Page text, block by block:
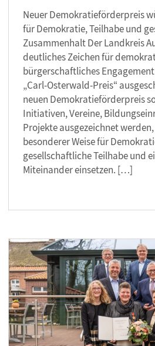
Neuer Demokratieförderpreis
für Demokratie, Teilhabe und
Zusammenhalt Der Landkreis
deutliches Zeichen für
bürgerschaftliches
„Carl-Osterwald-Preis“
neuen Demokratieförderpreis
Initiativen, Vereine,
Projekte ausgezeichnet
besonderer Weise für
gesellschaftliche Teilhabe und
Miteinander einsetzen. […]